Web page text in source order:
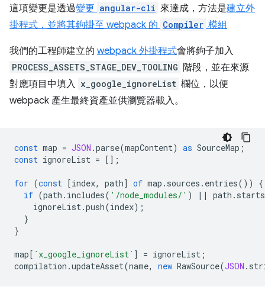
這項變更是透過變更 angular-cli 來達成，方法是建立外
掛程式，並將其鉤掛至 webpack 的 Compiler 模組
我們的工程師建立的 webpack 外掛程式會將鉤子加入
PROCESS_ASSETS_STAGE_DEV_TOOLING 階段，並在來源
對應項目中填入 x_google_ignoreList 欄位，以便
webpack 產生最終資產並供瀏覽器載入。
const map = JSON .parse(mapContent) as SourceMap ;
const ignoreList = [];
for (const [index, path] of map . sources . entries())
{
if (path . includes( '/node_modules/' ) || path .
ignoreList .push(index);
}
}
map[ `x_google_ignoreList` ] = ignoreList ;
compilation .updateAsset(name, new RawSource(JSON .